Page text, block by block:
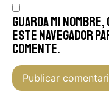
Guarda mi
este navegador
comente.